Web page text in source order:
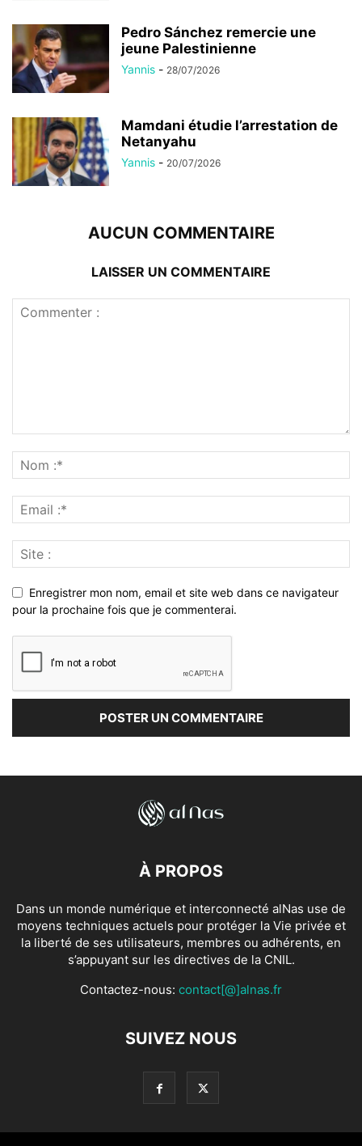
Pedro Sánchez remercie une
jeune Palestinienne
Yannis - 28/07/2026
Mamdani étudie l’arrestation de
Netanyahu
Yannis - 20/07/2026
AUCUN COMMENTAIRE
LAISSER UN COMMENTAIRE
Enregistrer mon nom, email et site web dans ce navigateur
pour la prochaine fois que je commenterai.
À PROPOS
Dans un monde numérique et interconnecté alNas use de
moyens techniques actuels pour protéger la Vie privée et
la liberté de ses utilisateurs, membres ou adhérents, en
s’appuyant sur les directives de la CNIL.
Contactez-nous: contact[@]alnas.fr
SUIVEZ NOUS